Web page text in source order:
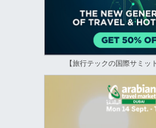
【旅行テックの国際サミッ